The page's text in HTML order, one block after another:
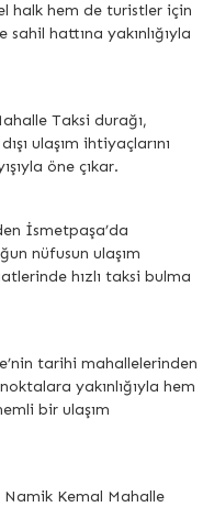
halk hem de turistler için
sahil hattına yakınlığıyla
Taksi durağı,
ulaşım ihtiyaçlarını
öne çıkar.
İsmetpaşa’da
nüfusun ulaşım
hızlı taksi bulma
tarihi mahallelerinden
yakınlığıyla hem
bir ulaşım
Namik Kemal Mahalle